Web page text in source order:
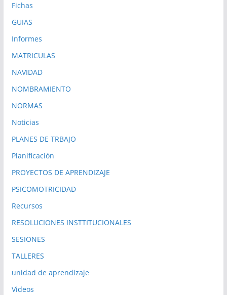
Fichas
GUIAS
Informes
MATRICULAS
NAVIDAD
NOMBRAMIENTO
NORMAS
Noticias
PLANES DE TRBAJO
Planificación
PROYECTOS DE APRENDIZAJE
PSICOMOTRICIDAD
Recursos
RESOLUCIONES INSTTITUCIONALES
SESIONES
TALLERES
unidad de aprendizaje
Videos